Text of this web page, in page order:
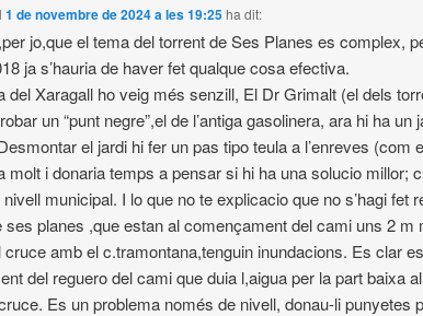
1 de novembre de 2024 a les 19:25ha dit:
jo,que el tema del torrent de Ses Planes es complex,
ja s’hauria de haver fet qualque cosa efectiva.
del Xaragall ho veig més senzill, El Dr Grimalt (el dels
un “punt negre”,el de l’antiga gasolinera, ara hi ha un
el jardi hi fer un pas tipo teula a l’enreves (com
molt i donaria temps a pensar si hi ha una solucio millor;
municipal. I lo que no te explicacio que no s’hagi fet
ses planes ,que estan al començament del cami uns 2 m
cruce amb el c.tramontana,tenguin inundacions. Es clar
del reguero del cami que duia l,aigua per la part baixa
Es un problema només de nivell, donau-li punyetes